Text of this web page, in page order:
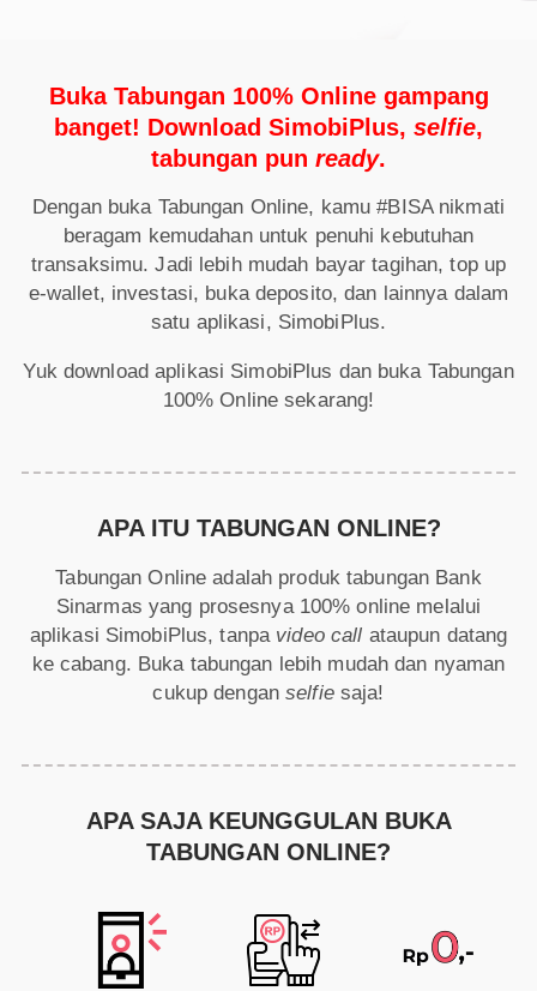
Buka Tabungan 100% Online gampang
banget! Download SimobiPlus, selfie,
tabungan pun ready.
Dengan buka Tabungan Online, kamu #BISA nikmati
beragam kemudahan untuk penuhi kebutuhan
transaksimu. Jadi lebih mudah bayar tagihan, top up
e-wallet, investasi, buka deposito, dan lainnya dalam
satu aplikasi, SimobiPlus.
Yuk download aplikasi SimobiPlus dan buka Tabungan
100% Online sekarang!
APA ITU TABUNGAN ONLINE?
Tabungan Online adalah produk tabungan Bank
Sinarmas yang prosesnya 100% online melalui
aplikasi SimobiPlus, tanpa video call ataupun datang
ke cabang. Buka tabungan lebih mudah dan nyaman
cukup denganselfiesaja!
APA SAJA KEUNGGULAN BUKA
TABUNGAN ONLINE?